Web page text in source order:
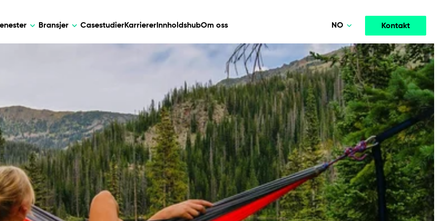
Web Development
Mobile Development
Webflow Development
KUNSTIG INTELLIGENS
AI Development
SAMARBEIDSMODELLER
Agile Project Management
Bransjer
løsninger for
databehandling og telehelse.
Skreddersydde AI-løsninger for smartere
automatisering, datainnsikt og forretningsutvikling.
Media og underholdning
Høytytende strømme- og medieplattformer som
øker engasjementet.
CasestudierKarrierer InnholdshubOm oss Kontakt
NO
Polski
Deutsch
English
Norsk